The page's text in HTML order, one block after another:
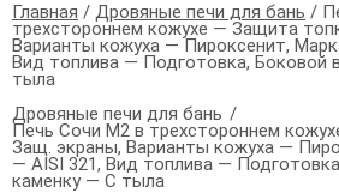
Главная / Дровяные печи для бань /
трехстороннем кожухе — Защита
Варианты кожуха — Пироксенит,
Вид топлива — Подготовка, Боковой
тыла
Дровяные печи для бань
Печь Сочи М2 в трехстороннем
Защ. экраны, Варианты кожуха —
— AISI 321, Вид топлива —
каменку — С тыла